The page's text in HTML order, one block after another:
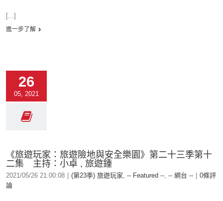
[...]
進一步了解
26
05, 2021
《旅遊玩家：旅遊險地與安全樂園》第二十三季第十
二集 主持：小卓 , 旅遊鍾
2021/05/26 21:00:08 (第23季) 旅遊玩家, -- Featured --, -- 網台 --
0條評
論